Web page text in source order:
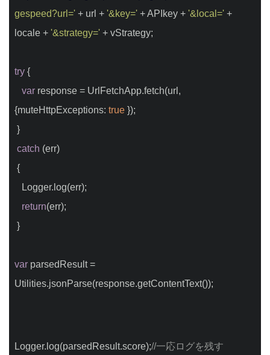
gespeed?url=' + url + '&key=' + APIkey + '&local=' +
locale + '&strategy=' + vStrategy;
try {
var response = UrlFetchApp.fetch(url,
{muteHttpExceptions: true });
}
catch (err)
{
   Logger.log(err);
return(err);
}
var parsedResult =
Utilities.jsonParse(response.getContentText());
Logger.log(parsedResult.score);//一応ログを残す